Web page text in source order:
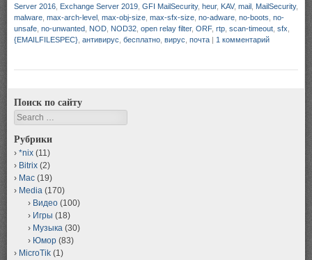
Server 2016 Exchange Server 2019 GFI MailSecurity, heur, KAV, mail MailSecurity,
malware max-arch-level max-obj-size max-sfx-size no-adware no-boots no-
unsafe no-unwanted NOD NOD32 open relay filter, ORF, rtp scan-timeout sfx
{EMAILFILESPEC} антивирус бесплатно вирус почта | 1 комментарий
Поиск по сайту
Search
Рубрики
*nix (11)
Bitrix (2)
Mac (19)
Media (170)
Видео (100)
Игры (18)
Музыка (30)
Юмор (83)
MicroTik (1)